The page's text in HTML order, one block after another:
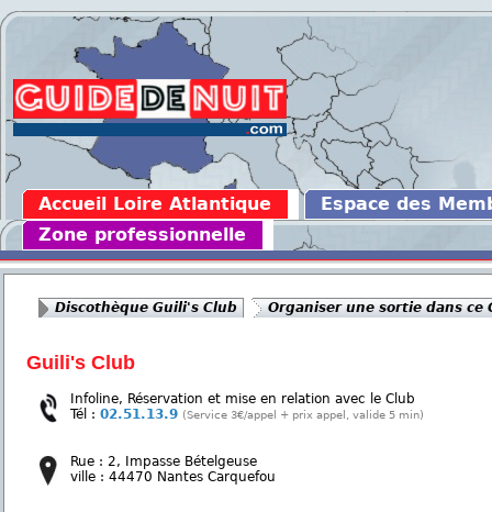
Accueil Loire Atlantique
Espace des
Zone professionnelle
Discothèque Guili's Club Organiser une sortie dans ce
Guili's Club
Infoline, Réservation et mise en relation avec le Club
Tél : 02.51.13.9 (Service 3€/appel + prix appel, valide 5 min)
Rue : 2, Impasse Bételgeuse
ville : 44470 Nantes Carquefou